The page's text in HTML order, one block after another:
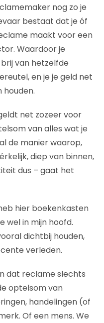
nog zo je
bestaat dat je óf
maakt voor een
Waardoor je
van hetzelfde
en je je geld net
houden.
net zozeer voor
van alles wat je
de manier waarop,
diep van binnen,
dus – gaat het
hier boekenkasten
wel in mijn hoofd.
dichtbij houden,
verleden.
dat reclame slechts
optelsom van
handelingen (of
Of een mens. We